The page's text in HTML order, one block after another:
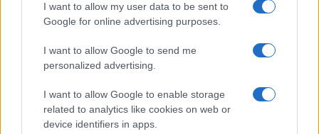
I want to allow my user data to be sent to
Google for online advertising purposes.
I want to allow Google to send me
personalized advertising.
I want to allow Google to enable storage
related to analytics like cookies on web or
device identifiers in apps.
Beatriz Almeida · 6 ago 2026
MOEDAS CRIPTOGRÁFICAS